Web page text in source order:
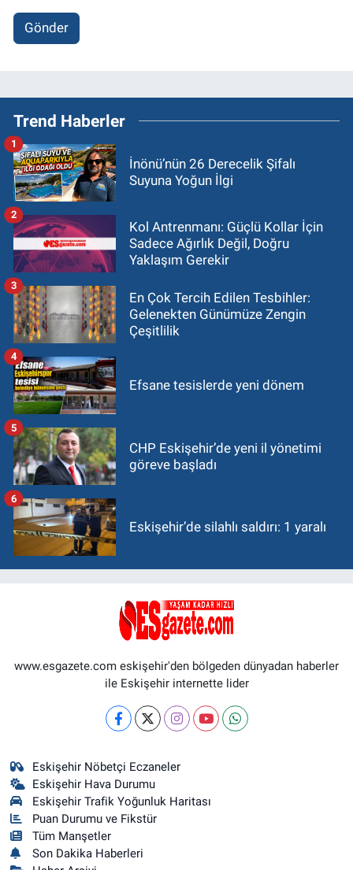
Gönder
Trend Haberler
İnönü’nün 26 Derecelik Şifalı
Suyuna Yoğun İlgi
1
Kol Antrenmanı: Güçlü Kollar İçin
Sadece Ağırlık Değil, Doğru
Yaklaşım Gerekir
2
En Çok Tercih Edilen Tesbihler:
Gelenekten Günümüze Zengin
Çeşitlilik
3
Efsane tesislerde yeni dönem
4
CHP Eskişehir’de yeni il yönetimi
göreve başladı
5
Eskişehir’de silahlı saldırı: 1 yaralı
6
www.esgazete.com eskişehir'den bölgeden dünyadan haberler
ile Eskişehir internette lider
Eskişehir Nöbetçi Eczaneler
Eskişehir Hava Durumu
Eskişehir Trafik Yoğunluk Haritası
Puan Durumu ve Fikstür
Tüm Manşetler
Son Dakika Haberleri